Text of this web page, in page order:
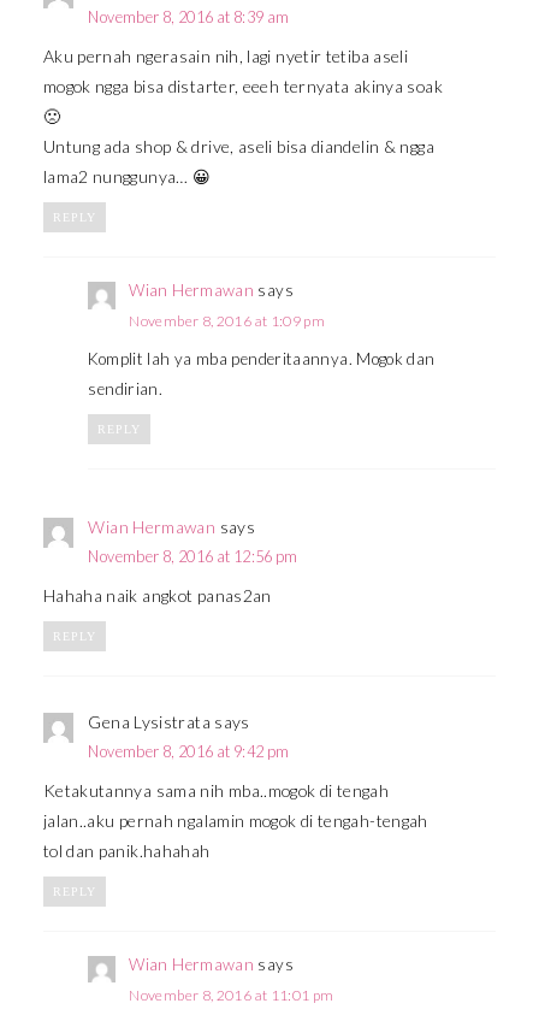
November 8, 2016 at 8:39 am
Aku pernah ngerasain nih, lagi nyetir tetiba aseli
mogok ngga bisa distarter, eeeh ternyata akinya soak
🙁
Untung ada shop & drive, aseli bisa diandelin & ngga
lama2 nunggunya… 😀
REPLY
Wian Hermawan says
November 8, 2016 at 1:09 pm
Komplit lah ya mba penderitaannya. Mogok dan
sendirian.
REPLY
Wian Hermawan says
November 8, 2016 at 12:56 pm
Hahaha naik angkot panas2an
REPLY
Gena Lysistrata says
November 8, 2016 at 9:42 pm
Ketakutannya sama nih mba..mogok di tengah
jalan..aku pernah ngalamin mogok di tengah-tengah
tol dan panik.hahahah
REPLY
Wian Hermawan says
November 8, 2016 at 11:01 pm